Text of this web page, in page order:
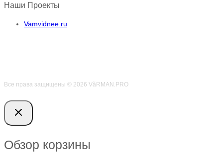
Наши Проекты
Vamvidnee.ru
Все права защищены © 2026 VӑRMAN.PRO
Обзор корзины